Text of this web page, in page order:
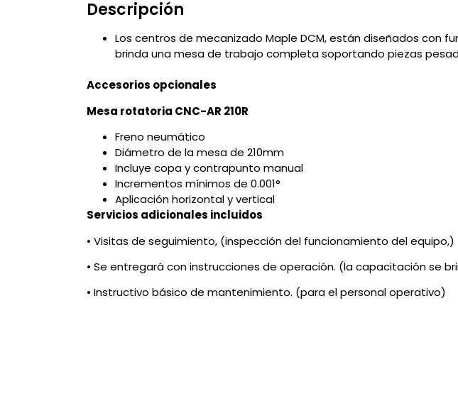
Descripción
Los centros de mecanizado Maple DCM, están diseñados con
brinda una mesa de trabajo completa soportando piezas
Accesorios opcionales
Mesa rotatoria CNC-AR 210R
Freno neumático
Diámetro de la mesa de 210mm
Incluye copa y contrapunto manual
Incrementos mínimos de 0.001°
Aplicación horizontal y vertical
Servicios adicionales incluidos
• Visitas de seguimiento, (inspección del funcionamiento del equipo,)
• Se entregará con instrucciones de operación. (la capacitación se
• Instructivo básico de mantenimiento. (para el personal operativo)